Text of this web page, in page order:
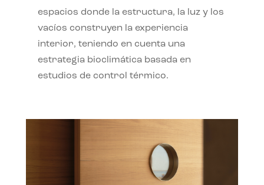
espacios donde la estructura, la luz y los
vacíos construyen la experiencia
interior, teniendo en cuenta una
estrategia bioclimática basada en
estudios de control térmico.